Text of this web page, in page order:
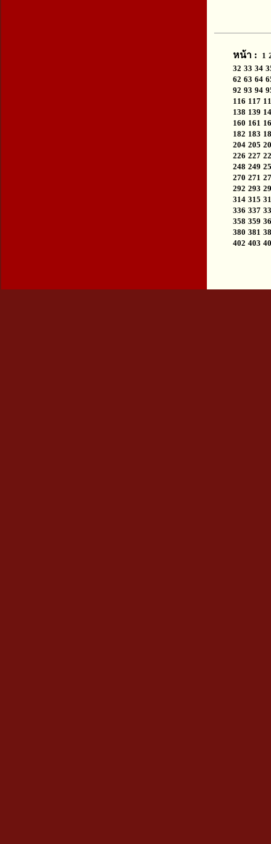
หน้า : 1
32 33 34
62 63 64
92 93 94
116 117
138 139
160 161
182 183
204 205
226 227
248 249
270 271
292 293
314 315
336 337
358 359
380 381
402 403